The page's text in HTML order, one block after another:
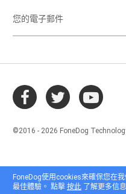
©2016 - 2026 FoneDog
FoneDog使用cookies來確保您在
最佳體驗。 點擊按此 了解更多信